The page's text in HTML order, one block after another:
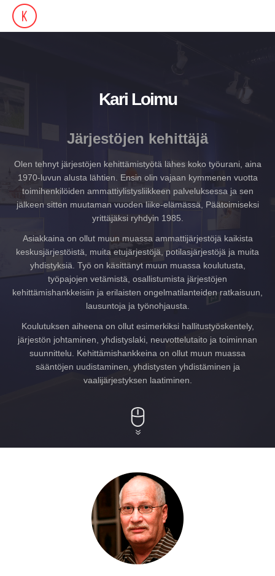
Kari Loimu
Järjestöjen kehittäjä
Olen tehnyt järjestöjen kehittämistyötä lähes koko työurani, aina
1970-luvun alusta lähtien. Ensin olin vajaan kymmenen vuotta
toimihenkilöiden ammattiylistysliikkeen palveluksessa ja sen
jälkeen sitten muutaman vuoden liike-elämässä, Päätoimiseksi
yrittäjäksi ryhdyin 1985.
Asiakkaina on ollut muun muassa ammattijärjestöjä kaikista
keskusjärjestöistä, muita etujärjestöjä, potilasjärjestöjä ja muita
yhdistyksiä. Työ on käsittänyt muun muassa koulutusta,
työpajojen vetämistä, osallistumista järjestöjen
kehittämishankkeisiin ja erilaisten ongelmatilanteiden ratkaisuun,
lausuntoja ja työnohjausta.
Koulutuksen aiheena on ollut esimerkiksi hallitustyöskentely,
järjestön johtaminen, yhdistyslaki, neuvottelutaito ja toiminnan
suunnittelu. Kehittämishankkeina on ollut muun muassa
sääntöjen uudistaminen, yhdistysten yhdistäminen ja
vaalijärjestyksen laatiminen.